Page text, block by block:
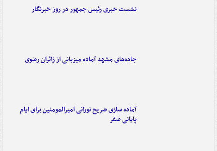
نشست خبری رئیس جمهور در روز خبرنگار
جاده‌های مشهد آماده میزبانی از زائران رضوی
آماده سازی ضریح نورانی امیرالمومنین برای ایام
پایانی صفر